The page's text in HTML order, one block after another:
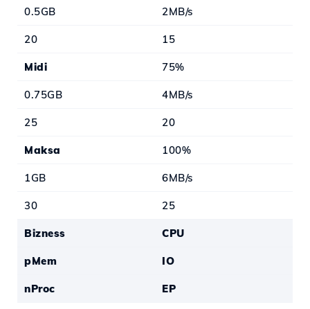
0.5GB 2MB/s
20 15
Midi 75%
0.75GB 4MB/s
25 20
Maksa 100%
1GB 6MB/s
30 25
Bizness CPU
pMem IO
nProc EP